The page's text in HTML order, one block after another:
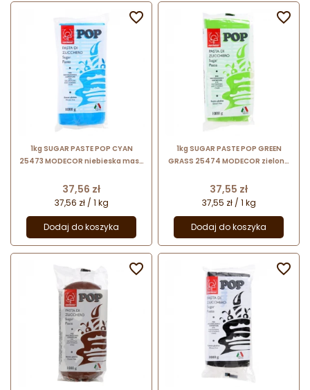
1kg SUGAR PASTE POP CYAN
25473 MODECOR niebieska masa
Cena
37,56 zł
37,56 zł / 1 kg
Dodaj do koszyka

1kg SUGAR PASTE POP GREEN
GRASS 25474 MODECOR zielona
Cena
37,55 zł
37,55 zł / 1 kg
Dodaj do koszyka

 